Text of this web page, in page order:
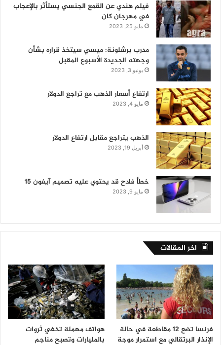
فيلم هندي عن القمع الجنسي يستأثر بالإعجاب
في مهرجان كان
مايو 25, 2023
مدرب برشلونة: ميسي سيتخذ قراره بشأن
وجهته الجديدة الأسبوع المقبل
يونيو 3, 2023
ارتفاع أسعار الذهب مع تراجع الدولار
مايو 4, 2023
الذهب يتراجع مقابل ارتفاع الدولار
أبريل 19, 2023
خطأ فادح قد يحتوي عليه تصميم آيفون 15
مايو 9, 2023
اخر المقالات
فرنسا تضع 12 مقاطعة في حالة
الإنذار البرتقالي مع استمرار موجة
هواتف مهملة تخفي ثروات
بالمليارات وتصبح مناجم